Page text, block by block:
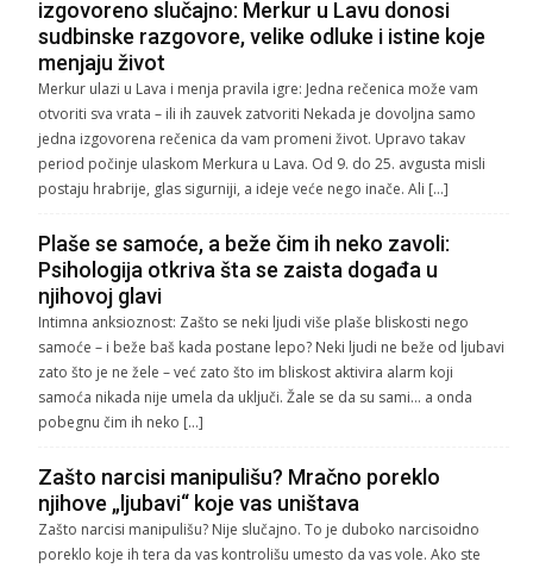
izgovoreno slučajno: Merkur u Lavu donosi
sudbinske razgovore, velike odluke i istine koje
menjaju život
Merkur ulazi u Lava i menja pravila igre: Jedna rečenica može vam
otvoriti sva vrata – ili ih zauvek zatvoriti Nekada je dovoljna samo
jedna izgovorena rečenica da vam promeni život. Upravo takav
period počinje ulaskom Merkura u Lava. Od 9. do 25. avgusta misli
postaju hrabrije, glas sigurniji, a ideje veće nego inače. Ali […]
Plaše se samoće, a beže čim ih neko zavoli:
Psihologija otkriva šta se zaista događa u
njihovoj glavi
Intimna anksioznost: Zašto se neki ljudi više plaše bliskosti nego
samoće – i beže baš kada postane lepo? Neki ljudi ne beže od ljubavi
zato što je ne žele – već zato što im bliskost aktivira alarm koji
samoća nikada nije umela da uključi. Žale se da su sami… a onda
pobegnu čim ih neko […]
Zašto narcisi manipulišu? Mračno poreklo
njihove „ljubavi“ koje vas uništava
Zašto narcisi manipulišu? Nije slučajno. To je duboko narcisoidno
poreklo koje ih tera da vas kontrolišu umesto da vas vole. Ako ste